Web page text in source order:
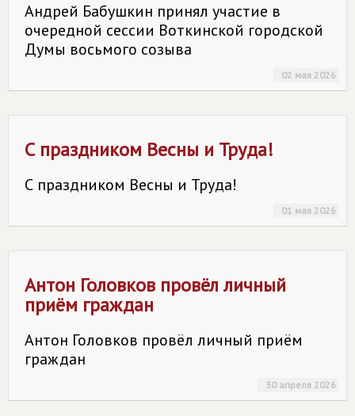
Андрей Бабушкин принял участие в
очередной сессии Воткинской городской
Думы восьмого созыва
02 мая 2026
С праздником Весны и Труда!
С праздником Весны и Труда!
01 мая 2026
Антон Головков провёл личный
приём граждан
Антон Головков провёл личный приём
граждан
30 апреля 2026